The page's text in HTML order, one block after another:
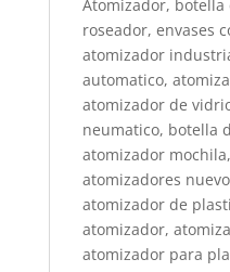
Atomizador, botella
roseador, envases
atomizador
automatico,
atomizador de
neumatico, botella
atomizador
atomizadores
atomizador de
atomizador,
atomizador para